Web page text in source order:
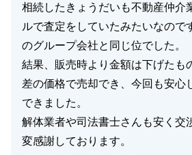
相続したきょうだいも不動産仲介
ルで査定をしていたみたいなので
のグループ会社と同じ位でした。
結果、販売時より金額は下げたも
差の価格で売却でき、今回も安心
できました。
解体業者や司法書士さんも安く交
変感謝しております。